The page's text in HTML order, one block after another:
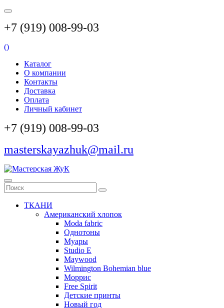
+7 (919) 008-99-03
()
Каталог
О компании
Контакты
Доставка
Оплата
Личный кабинет
+7 (919) 008-99-03
masterskayazhuk@mail.ru
ТКАНИ
Американский хлопок
Moda fabric
Однотоны
Муары
Studio E
Maywood
Wilmington Bohemian blue
Моррис
Free Spirit
Детские принты
Новый год